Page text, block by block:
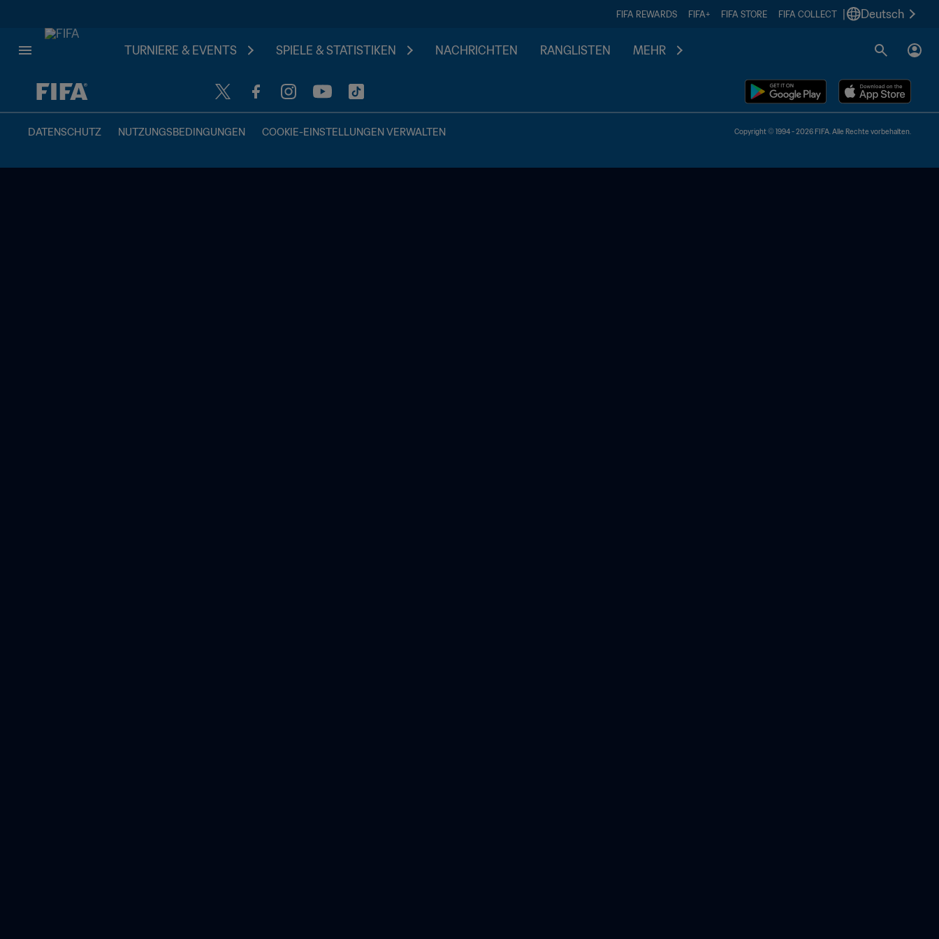
FIFA REWARDS FIFA+ FIFA STORE FIFA COLLECT Deutsch
TURNIERE & EVENTS SPIELE & STATISTIKEN NACHRICHTEN RANGLISTEN MEHR
OFFEN – OFFEN
DATENSCHUTZ NUTZUNGSBEDINGUNGEN COOKIE-EINSTELLUNGEN VERWALTEN Copyright © 1994 - 2026 FIFA. Alle Rechte vorbehalten.